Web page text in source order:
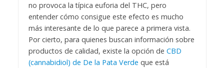
no provoca la típica euforia del THC, pero
entender cómo consigue este efecto es mucho
más interesante de lo que parece a primera vista.
Por cierto, para quienes buscan información sobre
productos de calidad, existe la opción de CBD
(cannabidiol) de De la Pata Verde que está